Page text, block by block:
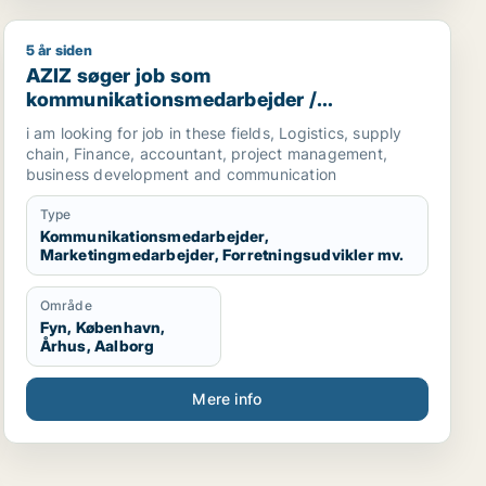
AZIZ søger job som kommunikationsmedarbejder /
5 år siden
AZIZ søger job som
kommunikationsmedarbejder /
marketingmedarbejder /
forretningsudvikler /
regnskabsmedarbejder / revisor
i am looking for job in these fields, Logistics, supply
chain, Finance, accountant, project management,
business development and communication
Type
Kommunikationsmedarbejder,
Marketingmedarbejder, Forretningsudvikler mv.
Område
Fyn, København,
Århus, Aalborg
Mere info